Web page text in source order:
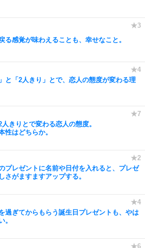
る感覚が味わえることも、幸せなこと。
」と「2人きり」とで、恋人の態度が変わる理
人きりとで変わる恋人の態度。
性はどちらか。
プレゼントに名前や日付を入れると、プレゼ
さがますますアップする。
過ぎてからもらう誕生日プレゼントも、やは
。